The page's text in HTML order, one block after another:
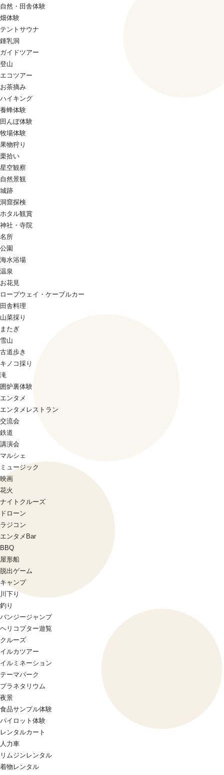
自然・田舎体験
畑体験
テントサウナ
鍾乳洞
ガイドツアー
登山
エコツアー
お茶摘み
ハイキング
養蜂体験
田んぼ体験
牧場体験
果物狩り
栗拾い
星空観察
自然景観
城跡
洞窟探検
ホタル観賞
神社・寺院
名所
公園
海水浴場
温泉
お花見
ロープウェイ・ケーブルカー
田舎料理
山菜採り
またぎ
雪山
古道歩き
キノコ採り
滝
囲炉裏体験
エンタメ
エンタメレストラン
交流会
鉄道
講演会
マルシェ
ミュージック
映画
花火
ナイトクルーズ
ドローン
ラジコン
エンタメBar
BBQ
屋形船
脱出ゲーム
キャンプ
川下り
釣り
バンジージャンプ
ヘリコプター遊覧
クルーズ
イルカツアー
イルミネーション
テーマパーク
プラネタリウム
夜景
食品サンプル体験
パイロット体験
レンタルカート
人力車
リムジンレンタル
着物レンタル